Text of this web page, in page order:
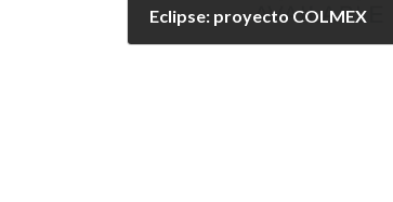
Eclipse: proyecto COLMEX